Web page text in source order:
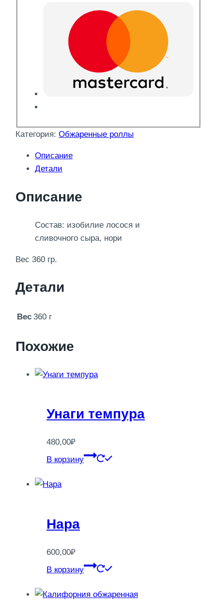
Категория: Обжаренные роллы
Описание
Детали
Описание
Состав: изобилие лосося и
сливочного сыра, нори
Вес 360 гр.
Детали
Вес 360 г
Похожие
Унаги темпура
480,00₽
В корзину
Нара
600,00₽
В корзину